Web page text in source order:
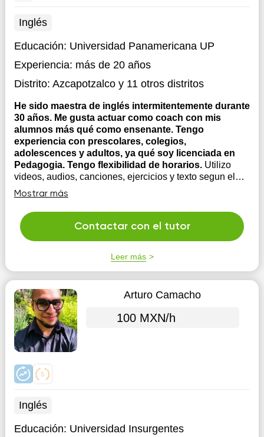
Inglés
Educación: Universidad Panamericana UP
Experiencia: más de 20 años
Distrito: Azcapotzalcoy 11 otros distritos
He sido maestra de inglés intermitentemente durante
30 años. Me gusta actuar como coach con mis
alumnos más qué como ensenante. Tengo
experiencia con prescolares, colegios,
adolescences y adultos, ya qué soy licenciada en
Pedagogia. Tengo flexibilidad de horarios. Utilizo
videos, audios, canciones, ejercicios y texto segun el
nivel del alumno para familiarizarlo con la correcta
pronunciacion del idioma, tomando en cuenta las
preferencias y gustos de mí estudiante
Mostrar más
Contactar con el tutor
Leer más
Arturo Camacho
100 MXN/h
Inglés
Educación: Universidad Insurgentes